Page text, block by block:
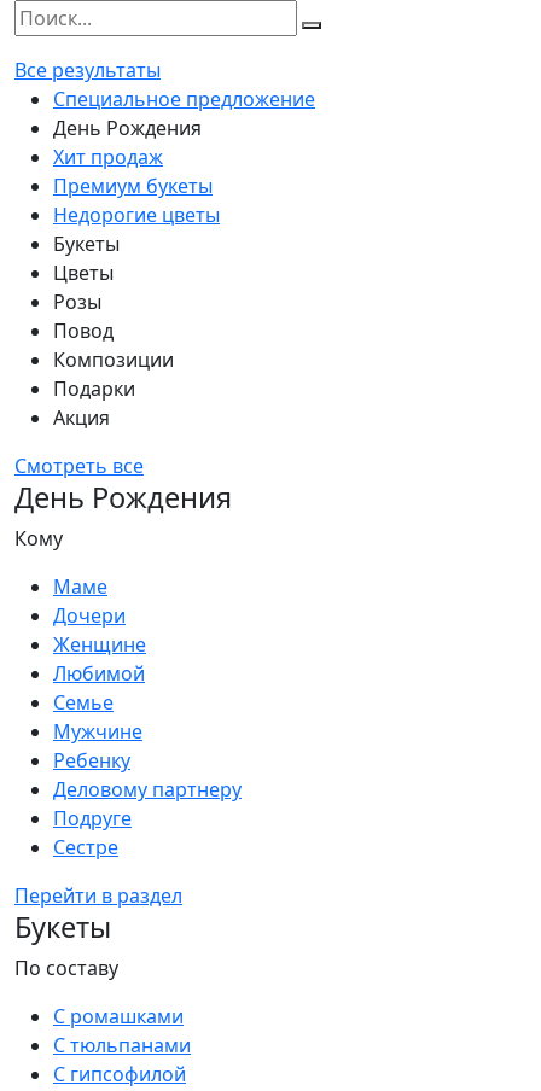
Все результаты
Специальное предложение
День Рождения
Хит продаж
Премиум букеты
Недорогие цветы
Букеты
Цветы
Розы
Повод
Композиции
Подарки
Акция
Смотреть все
День Рождения
Кому
Маме
Дочери
Женщине
Любимой
Семье
Мужчине
Ребенку
Деловому партнеру
Подруге
Сестре
Перейти в раздел
Букеты
По составу
С ромашками
С тюльпанами
С гипсофилой